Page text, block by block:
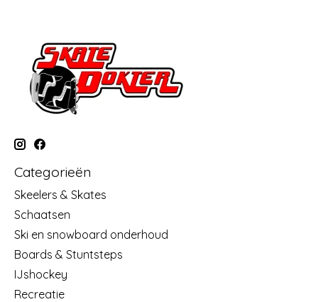
Categorieën
Skeelers & Skates
Schaatsen
Ski en snowboard onderhoud
Boards & Stuntsteps
IJshockey
Recreatie